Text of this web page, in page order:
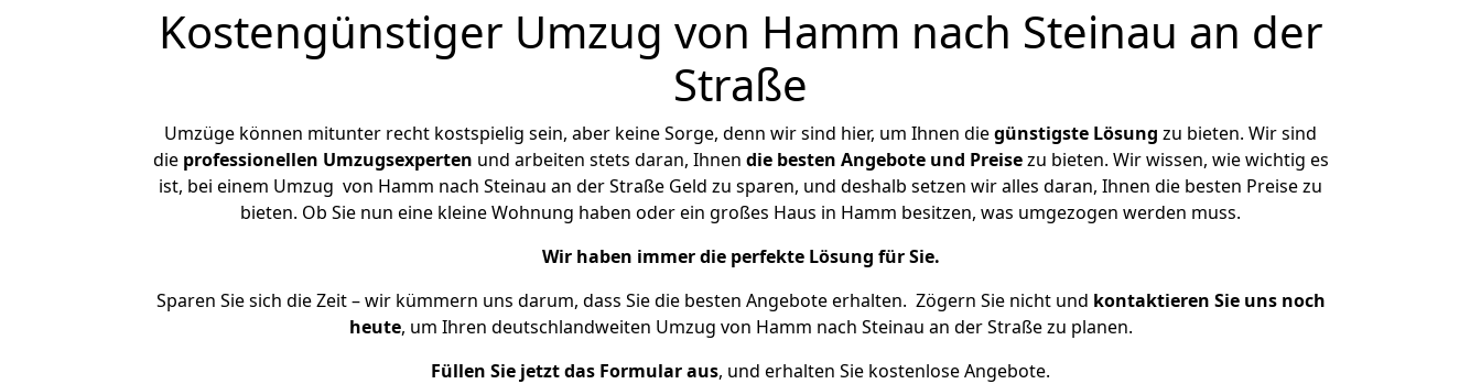
Kostengünstiger Umzug von Hamm nach Steinau an der
Straße
Umzüge können mitunter recht kostspielig sein, aber keine Sorge, denn wir sind hier, um Ihnen diegünstigste Lösung zu bieten. Wir sind
die professionellen Umzugsexperten und arbeiten stets daran, Ihnen die besten Angebote und Preisezu bieten. Wir wissen, wie wichtig es
ist, bei einem Umzug von Hamm nach Steinau an der Straße Geld zu sparen, und deshalb setzen wir alles daran, Ihnen die besten Preise zu
bieten. Ob Sie nun eine kleine Wohnung haben oder ein großes Haus in Hamm besitzen, was umgezogen werden muss.
Wir haben immer die perfekte Lösung für Sie.
Sparen Sie sich die Zeit – wir kümmern uns darum, dass Sie die besten Angebote erhalten. Zögern Sie nicht und kontaktieren Sie uns noch
heute, um Ihren deutschlandweiten Umzug von Hamm nach Steinau an der Straße zu planen.
Füllen Sie jetzt das Formular aus, und erhalten Sie kostenlose Angebote.